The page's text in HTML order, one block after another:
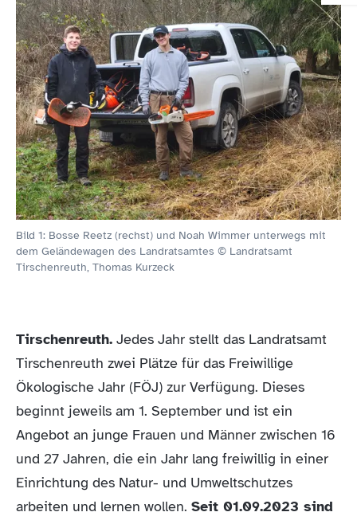
Bild 1: Bosse Reetz (rechst) und Noah Wimmer unterwegs mit
dem Geländewagen des Landratsamtes © Landratsamt
Tirschenreuth, Thomas Kurzeck
Tirschenreuth. Jedes Jahr stellt das Landratsamt
Tirschenreuth zwei Plätze für das Freiwillige
Ökologische Jahr (FÖJ) zur Verfügung. Dieses
beginnt jeweils am 1. September und ist ein
Angebot an junge Frauen und Männer zwischen 16
und 27 Jahren, die ein Jahr lang freiwillig in einer
Einrichtung des Natur- und Umweltschutzes
arbeiten und lernen wollen. Seit 01.09.2023 sind